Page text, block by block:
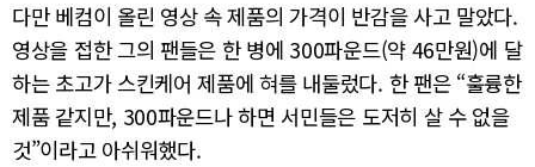
다만 베컴이 올린 영상 속 제품의 가격이 반감을 사고 말았다.
영상을 접한 그의 팬들은 한 병에 300파운드(약 46만원)에 달
하는 초고가 스킨케어 제품에 혀를 내둘렀다. 한 팬은 “훌륭한
제품 같지만, 300파운드나 하면 서민들은 도저히 살 수 없을
것”이라고 아쉬워했다.